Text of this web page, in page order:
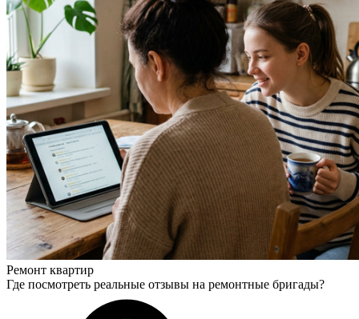
Ремонт квартир
Где посмотреть реальные отзывы на ремонтные бригады?